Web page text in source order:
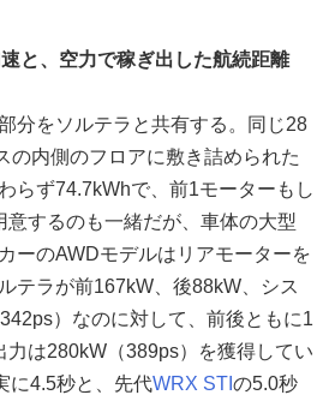
と、空力で稼ぎ出した航続距離
分をソルテラと共有する。同じ28
の内側のフロアに敷き詰められた
らず74.7kWhで、前1モーターもし
意するのも一緒だが、車体の大型
ーのAWDモデルはリアモーターを
テラが前167kW、後88kW、シス
）なのに対して、前後ともに1
力は280kW（389ps）を獲得してい
に4.5秒と、先代WRX STI の5.0秒